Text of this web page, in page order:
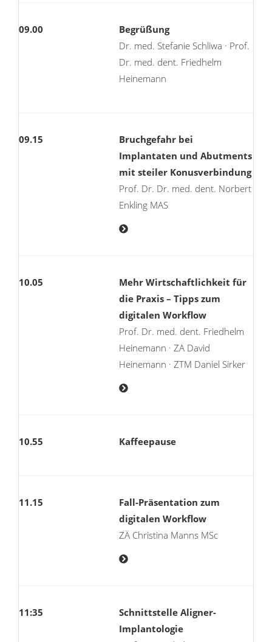
09.00
Begrüßung
Dr. med. Stefanie Schliwa · Prof.
Dr. med. dent. Friedhelm
Heinemann
09.15
Bruchgefahr bei
Implantaten und Abutments
mit steiler Konusverbindung
Prof. Dr. Dr. med. dent. Norbert
Enkling MAS
10.05
Mehr Wirtschaftlichkeit für
die Praxis – Tipps zum
digitalen Workflow
Prof. Dr. med. dent. Friedhelm
Heinemann · ZA David
Heinemann · ZTM Daniel Sirker
10.55 Kaffeepause
11.15
Fall-Präsentation zum
digitalen Workflow
ZÄ Christina Manns MSc
11:35
Schnittstelle Aligner-
Implantologie